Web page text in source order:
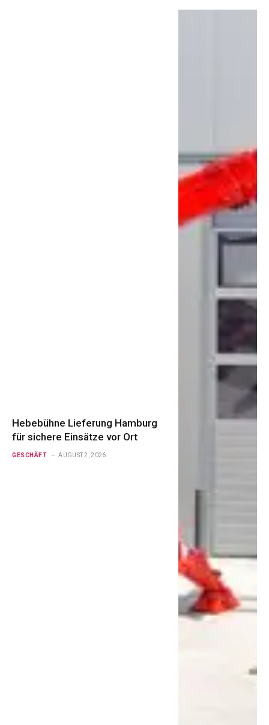
Hebebühne Lieferung Hamburg
für sichere Einsätze vor Ort
GESCHÄFT AUGUST 2, 2026